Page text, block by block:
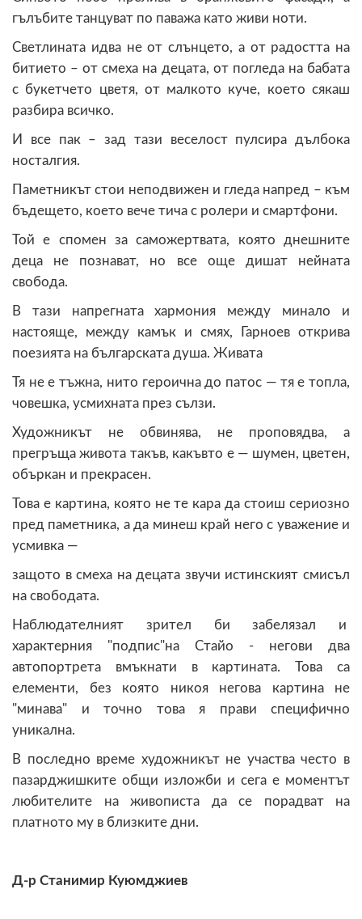
гълъбите танцуват по паважа като живи ноти.
Светлината идва не от слънцето, а от радостта на
битието – от смеха на децата, от погледа на бабата
с букетчето цветя, от малкото куче, което сякаш
разбира всичко.
И все пак – зад тази веселост пулсира дълбока
носталгия.
Паметникът стои неподвижен и гледа напред – към
бъдещето, което вече тича с ролери и смартфони.
Той е спомен за саможертвата, която днешните
деца не познават, но все още дишат нейната
свобода.
В тази напрегната хармония между минало и
настояще, между камък и смях, Гарноев открива
поезията на българската душа. Живата
Тя не е тъжна, нито героична до патос — тя е топла,
човешка, усмихната през сълзи.
Художникът не обвинява, не проповядва, а
прегръща живота такъв, какъвто е — шумен, цветен,
объркан и прекрасен.
Това е картина, която не те кара да стоиш сериозно
пред паметника, а да минеш край него с уважение и
усмивка —
защото в смеха на децата звучи истинският смисъл
на свободата.
Наблюдателният зрител би забелязал и
характерния "подпис"на Стайо - негови два
автопортрета вмъкнати в картината. Това са
елементи, без която никоя негова картина не
"минава" и точно това я прави специфично
уникална.
В последно време художникът не участва често в
пазарджишките общи изложби и сега е моментът
любителите на живописта да се порадват на
платното му в близките дни.
Д-р Станимир Куюмджиев